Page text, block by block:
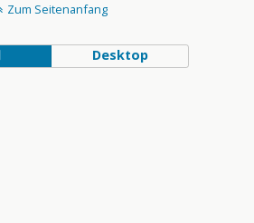
Zum Seitenanfang
Desktop